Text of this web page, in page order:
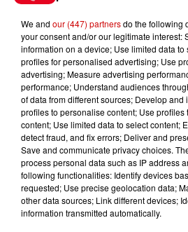
15h02
Éclipse
meilleurs
du...
11h51
À LA UNE :
condamné,
Duralex et la...
We and our (447) partnersdo the following
your consent and/or our legitimate interest:
information on a device; Use limited data
profiles for personalised advertising; Use
advertising; Measure advertising
performance; Understand audiences
of data from different sources; Develop
profiles to personalise content; Use profiles
content; Use limited data to select content;
detect fraud, and fix errors; Deliver and
Save and communicate privacy choices.
process personal data such as IP address
following functionalities: Identify devices
requested; Use precise geolocation data;
other data sources; Link different devices;
information transmitted automatically.